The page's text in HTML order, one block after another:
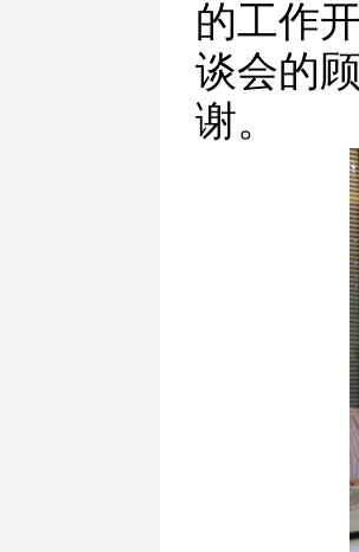
的工作
谈会的
谢。